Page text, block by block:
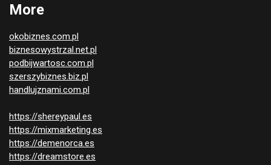
More
okobiznes.com.pl
biznesowystrzal.net.pl
podbijwartosc.com.pl
szerszybiznes.biz.pl
handlujznami.com.pl
https://shereypaul.es
https://mixmarketing.es
https://demenorca.es
https://dreamstore.es